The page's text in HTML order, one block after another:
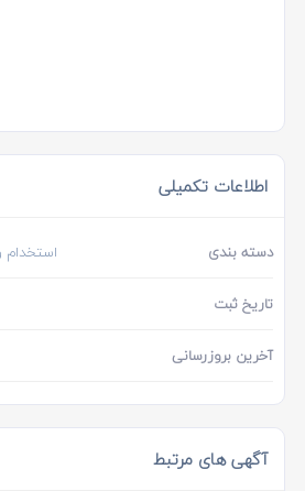
اطلاعات تکمیلی
دسته بندی استخدام
تاریخ ثبت
آخرین بروزرسانی
آگهی های مرتبط